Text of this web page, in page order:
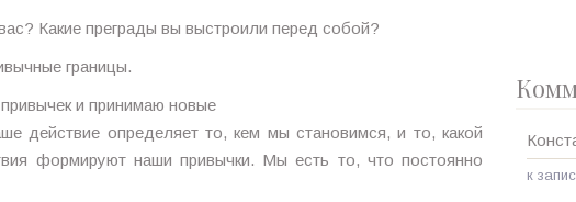
Какие преграды вы выстроили перед собой?
границы.
и принимаю новые
действие определяет то, кем мы становимся, и то, какой
формируют наши привычки. Мы есть то, что постоянно
к